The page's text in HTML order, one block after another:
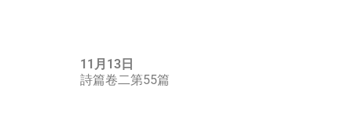
11月13日
詩篇卷二第55篇